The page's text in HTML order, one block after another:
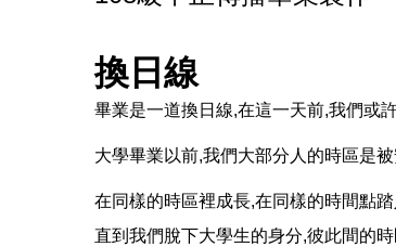
換日線
畢業是一道換日線,在這一天前,我們或
大學畢業以前,我們大部分人的時區是
在同樣的時區裡成長,在同樣的時間點踏
直到我們脫下大學生的身分,彼此間的時